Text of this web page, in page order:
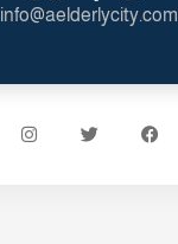
info@aelderlycity.com